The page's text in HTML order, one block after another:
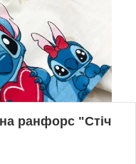
ранфорс "Стіч